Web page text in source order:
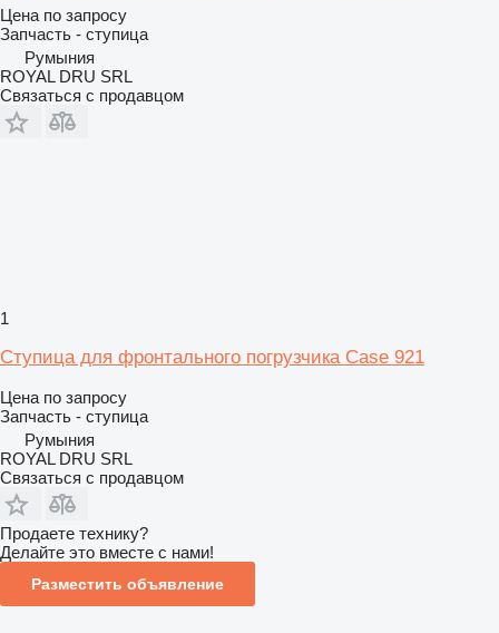
Цена по запросу
Запчасть - ступица
Румыния
ROYAL DRU SRL
Связаться с продавцом
1
Ступица для фронтального погрузчика Case 921
Цена по запросу
Запчасть - ступица
Румыния
ROYAL DRU SRL
Связаться с продавцом
Продаете технику?
Делайте это вместе с нами!
Разместить объявление